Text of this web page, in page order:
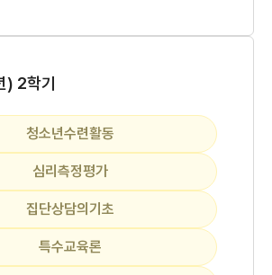
2학기
청소년수련활동
심리측정평가
집단상담의기초
특수교육론